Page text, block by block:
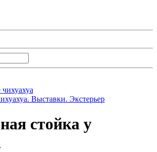
Выставки. Экстерьер
стойка у